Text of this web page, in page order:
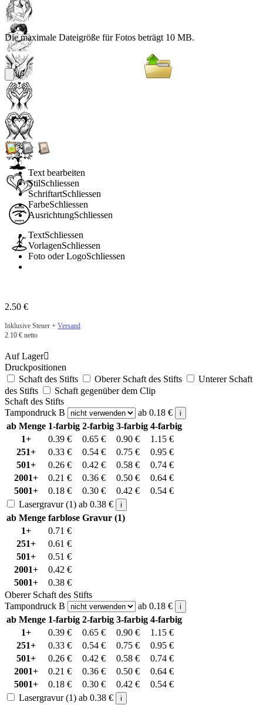
Die maximale Dateigröße für Fotos beträgt 10 MB.
Text bearbeiten
StilSchliessen
SchriftartSchliessen
FarbeSchliessen
AusrichtungSchliessen
TextSchliessen
VorlagenSchliessen
Foto oder LogoSchliessen
2.50 €
Inklusive Steuer + Versand
2.10 € netto
Auf Lager
Druckpositionen
Schaft des Stifts
Oberer Schaft des Stifts
Unterer Schaft
des Stifts
Schaft gegenüber dem Clip
Schaft des Stifts
Tampondruck B
ab 0.18 € i
ab Menge 1-farbig 2-farbig 3-farbig 4-farbig
1+
0.39 € 0.65 € 0.90 € 1.15 €
251+
0.33 € 0.54 € 0.75 € 0.95 €
501+
0.26 € 0.42 € 0.58 € 0.74 €
2001+
0.21 € 0.36 € 0.50 € 0.64 €
5001+
0.18 € 0.30 € 0.42 € 0.54 €
Lasergravur (1) ab 0.38 € i
ab Menge farblose Gravur (1)
1+
0.71 €
251+
0.61 €
501+
0.51 €
2001+
0.42 €
5001+
0.38 €
Oberer Schaft des Stifts
Tampondruck B
ab 0.18 € i
ab Menge 1-farbig 2-farbig 3-farbig 4-farbig
1+
0.39 € 0.65 € 0.90 € 1.15 €
251+
0.33 € 0.54 € 0.75 € 0.95 €
501+
0.26 € 0.42 € 0.58 € 0.74 €
2001+
0.21 € 0.36 € 0.50 € 0.64 €
5001+
0.18 € 0.30 € 0.42 € 0.54 €
Lasergravur (1) ab 0.38 € i